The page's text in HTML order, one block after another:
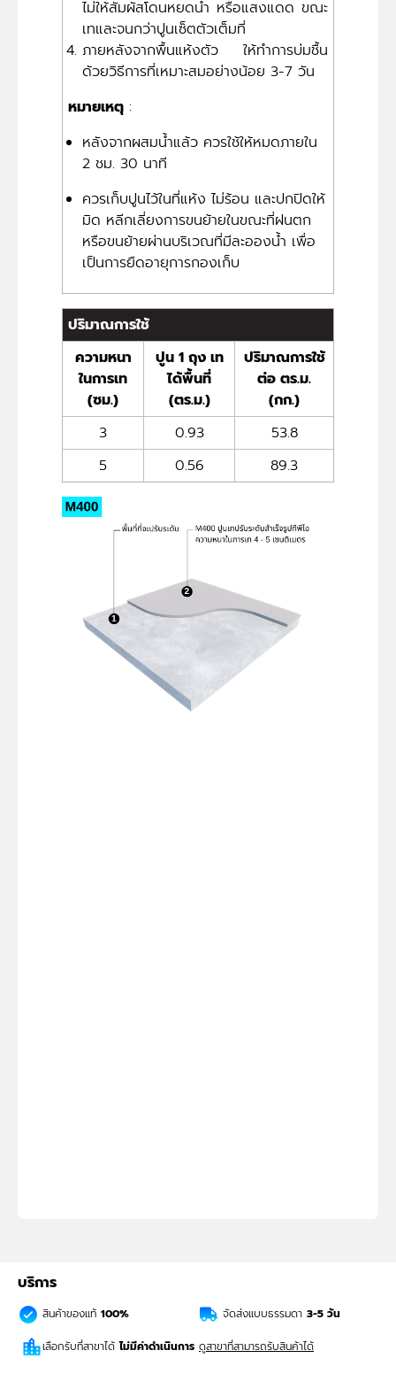
ไม่ให้สัมผัสโดนหยดน้ำ หรือแสงแดด ขณะ
เทและจนกว่าปูนเซ็ตตัวเต็มที่
ภายหลังจากพื้นแห้งตัว ให้ทำการบ่มชื้น
ด้วยวิธีการที่เหมาะสมอย่างน้อย 3-7 วัน
หมายเหตุ :
หลังจากผสมน้ำแล้ว ควรใช้ให้หมดภายใน
2 ชม. 30 นาที
ควรเก็บปูนไว้ในที่แห้ง ไม่ร้อน และปกปิดให้
มิด หลีกเลี่ยงการขนย้ายในขณะที่ฝนตก
หรือขนย้ายผ่านบริเวณที่มีละอองน้ำ เพื่อ
เป็นการยืดอายุการกองเก็บ
ปริมาณการใช้
ความหนา
ในการเท
(ซม.)
ปูน 1 ถุง เท
ได้พื้นที่
(ตร.ม.)
ปริมาณการใช้
ต่อ ตร.ม.
(กก.)
3
0.93
53.8
5
0.56 89.3
บริการ
สินค้าของแท้ 100% จัดส่งแบบธรรมดา 3-5 วัน
เลือกรับที่สาขาได้ ไม่มีค่าดำเนินการ ดูสาขาที่สามารถรับสินค้าได้